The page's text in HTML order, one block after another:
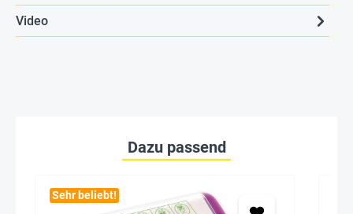
Video
Dazu passend
Sehr beliebt!